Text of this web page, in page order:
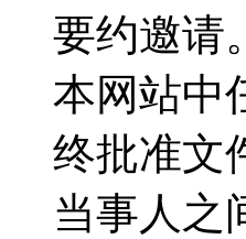
要约邀请。
本网站中
终批准文
当事人之